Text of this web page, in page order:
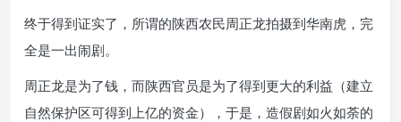
终于得到证实了，所谓的陕西农民周正龙拍摄到华南虎，完
全是一出闹剧。
周正龙是为了钱，而陕西官员是为了得到更大的利益（建立
自然保护区可得到上亿的资金），于是，造假剧如火如荼的